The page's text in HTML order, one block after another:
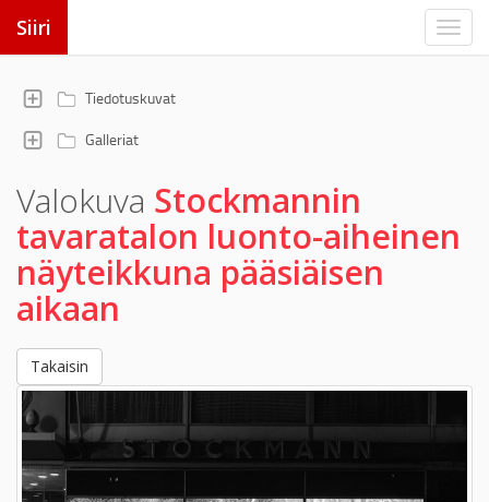
Siiri
Tiedotuskuvat
Galleriat
Valokuva Stockmannin
tavaratalon luonto-aiheinen
näyteikkuna pääsiäisen
aikaan
Takaisin